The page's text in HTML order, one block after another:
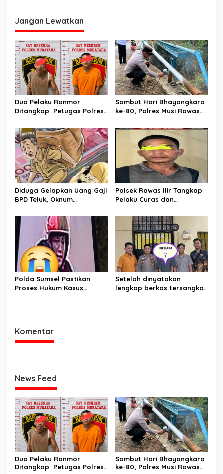
Jangan Lewatkan
Dua Pelaku Ranmor
Ditangkap Petugas Polres
Sambut Hari Bhayangkara
ke-80, Polres Musi Rawas
dan Perkuat Akses Warga
Jayaloka
Diduga Gelapkan Uang Gaji
BPD Teluk, Oknum
Ke Polisi
Polsek Rawas Ilir Tangkap
Pelaku Curas dan
Polda Sumsel Pastikan
Proses Hukum Kasus
Setelah dinyatakan
lengkap berkas tersangka
Komentar
News Feed
Dua Pelaku Ranmor
Ditangkap Petugas Polres
Sambut Hari Bhayangkara
ke-80, Polres Musi Rawas